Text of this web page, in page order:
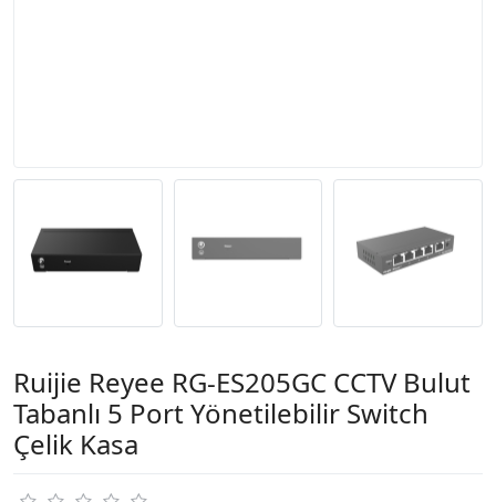
Ruijie Reyee RG-ES205GC CCTV Bulut
Tabanlı 5 Port Yönetilebilir Switch
Çelik Kasa